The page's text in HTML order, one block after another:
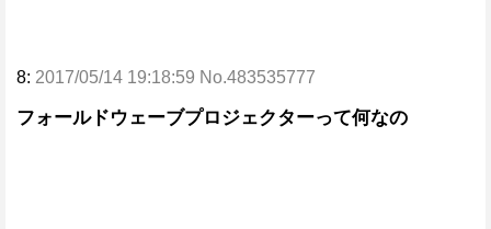
8: 2017/05/14 19:18:59 No.483535777
フォールドウェーブプロジェクターって何なの